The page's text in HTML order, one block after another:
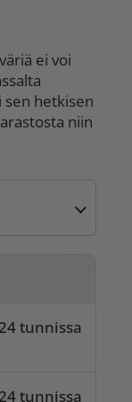
ei voi
hetkisen
niin
tunnissa
tunnissa